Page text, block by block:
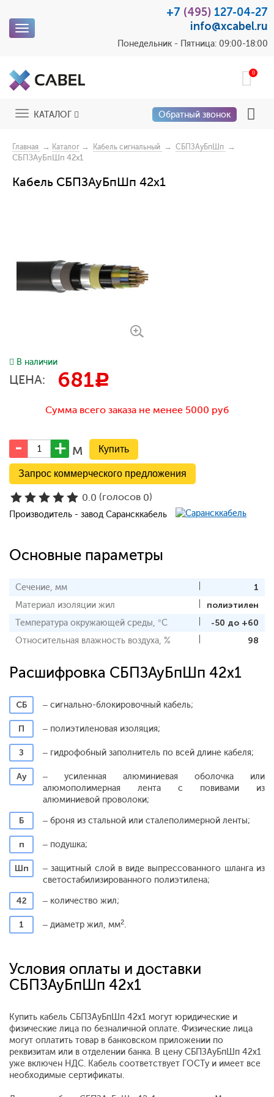
Toggle
+7 (495) 127-04-27
info@xcabel.ru
Понедельник - Пятница: 09:00-18:00
0
ToggleКАТАЛОГ Обратный звонок
Главная → Каталог → Кабель сигнальный → СБПЗАуБпШп
→
СБПЗАуБпШп 42x1
Кабель СБПЗАуБпШп 42x1
В наличии
ЦЕНА: 681c
Сумма всего заказа не менее 5000 руб
м
Запрос коммерческого предложения
0.0 (голосов 0)
Производитель - завод Сарансккабель
Основные параметры
Сечение, мм
1
Материал изоляции жил
полиэтилен
Температура окружающей среды, °С
-50 до +60
Относительная влажность воздуха, %
98
Расшифровка СБПЗАуБпШп 42x1
СБ – сигнально-блокировочный кабель;
П – полиэтиленовая изоляция;
З – гидрофобный заполнитель по всей длине кабеля;
Ау
– усиленная алюминиевая оболочка или
алюмополимерная лента с повивами из
алюминиевой проволоки;
Б
– броня из стальной или сталеполимерной ленты;
п – подушка;
Шп
– защитный слой в виде выпрессованного шланга из
светостабилизированного полиэтилена;
42
– количество жил;
1 – диаметр жил, мм2.
Условия оплаты и доставки
СБПЗАуБпШп 42x1
Купить кабель СБПЗАуБпШп 42x1 могут юридические и
физические лица по безналичной оплате. Физические лица
могут оплатить товар в банковском приложении по
реквизитам или в отделении банка. В цену СБПЗАуБпШп 42x1
уже включен НДС. Кабель соответствует ГОСТу и имеет все
необходимые сертификаты.